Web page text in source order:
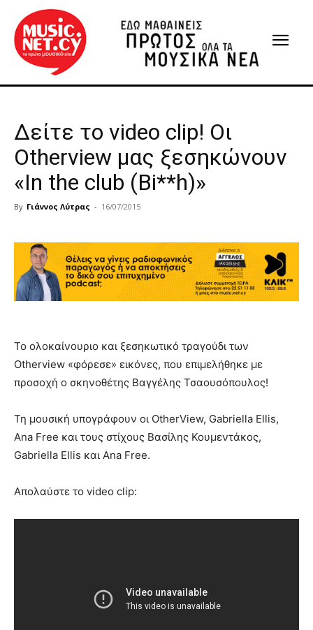
Δείτε το video clip! Οι
Otherview μας ξεσηκώνουν
«In the club (Bi**h)»
By Γιάννος Λύτρας - 16/07/2015
Το ολοκαίνουριο και ξεσηκωτικό τραγούδι των
Otherview «φόρεσε» εικόνες, που επιμελήθηκε με
προσοχή ο σκηνοθέτης Βαγγέλης Τσαουσόπουλος!
Τη μουσική υπογράφουν οι OtherView, Gabriella Ellis,
Ana Free και τους στίχους Βασίλης Κουμεντάκος,
Gabriella Ellis και Ana Free.
Απολαύστε το video clip: